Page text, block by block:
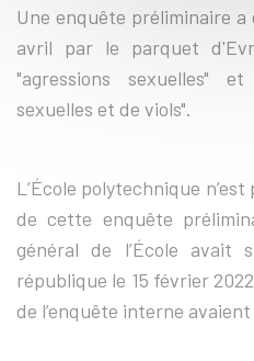
Une enquête préliminaire
avril par le parquet
"agressions sexuelles"
sexuelles et de viols".
L’École polytechnique
de cette enquête
général de l’École avait
république le 15 février
de l’enquête interne